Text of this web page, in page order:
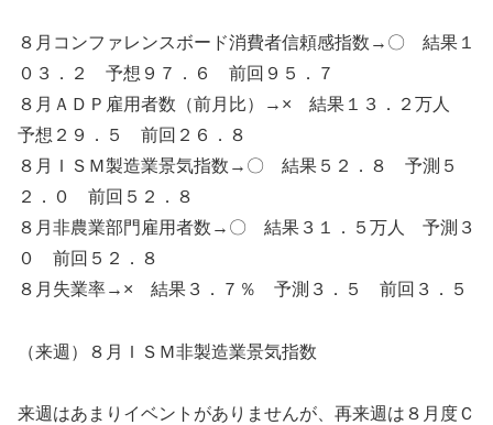
８月コンファレンスボード消費者信頼感指数→〇 結果１
０３．２ 予想９７．６ 前回９５．７
８月ＡＤＰ雇用者数（前月比）→× 結果１３．２万人
予想２９．５ 前回２６．８
８月ＩＳＭ製造業景気指数→〇 結果５２．８ 予測５
２．０ 前回５２．８
８月非農業部門雇用者数→〇 結果３１．５万人 予測３
０ 前回５２．８
８月失業率→× 結果３．７％ 予測３．５ 前回３．５
（来週）８月ＩＳＭ非製造業景気指数
来週はあまりイベントがありませんが、再来週は８月度Ｃ